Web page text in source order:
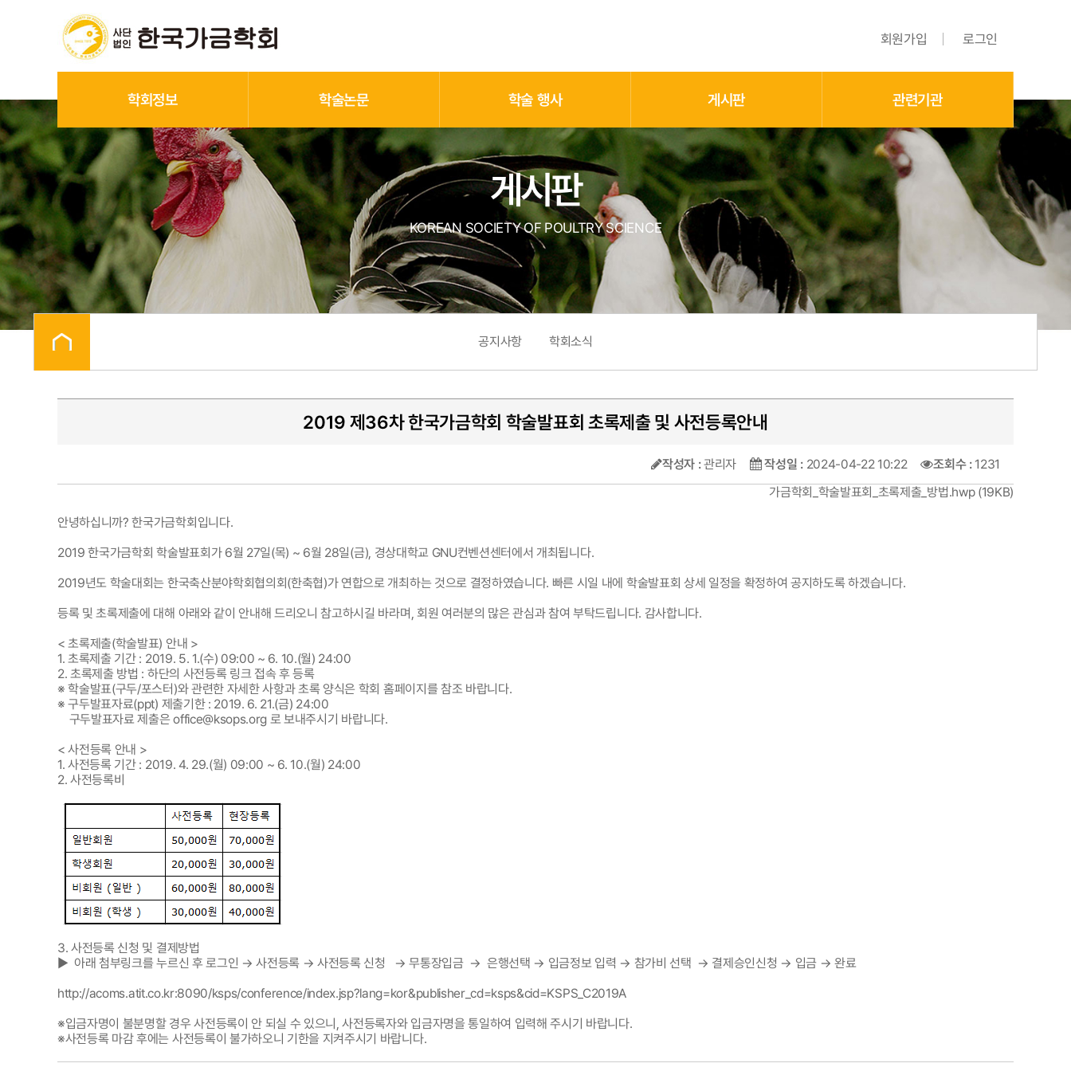
회원가입 로그인
학회정보 학술논문 학술 행사 게시판 관련기관
게시판
KOREAN SOCIETY OF POULTRY SCIENCE
공지사항 학회소식
2019 제36차 한국가금학회 학술발표회 초록제출 및 사전등록안내
작성자 :관리자 작성일 : 2024-04-22 10:22 조회수 :1231
가금학회_학술발표회_초록제출_방법.hwp(19KB)
안녕하십니까? 한국가금학회입니다.
2019 한국가금학회 학술발표회가 6월 27일(목) ~ 6월 28일(금), 경상대학교 GNU컨벤션센터에서 개최됩니다.
2019년도 학술대회는 한국축산분야학회협의회(한축협)가 연합으로 개최하는 것으로 결정하였습니다. 빠른 시일 내에 학술발표회 상세 일정을 확정하여 공지하도록 하겠습니다.
등록 및 초록제출에 대해 아래와 같이 안내해 드리오니 참고하시길 바라며, 회원 여러분의 많은 관심과 참여 부탁드립니다. 감사합니다.
< 초록제출(학술발표) 안내 >
1. 초록제출 기간 : 2019. 5. 1.(수) 09:00 ~ 6. 10.(월) 24:00
2. 초록제출 방법 : 하단의 사전등록 링크 접속 후 등록
※ 학술발표(구두/포스터)와 관련한 자세한 사항과 초록 양식은 학회 홈페이지를 참조 바랍니다.
※ 구두발표자료(ppt) 제출기한 : 2019. 6. 21.(금) 24:00
구두발표자료 제출은 office@ksops.org 로 보내주시기 바랍니다.
< 사전등록 안내 >
1. 사전등록 기간 : 2019. 4. 29.(월) 09:00 ~ 6. 10.(월) 24:00
2. 사전등록비
3. 사전등록 신청 및 결제방법
▶ 아래 첨부링크를 누르신 후 로그인 → 사전등록 → 사전등록 신청 → 무통장입금 → 은행선택 → 입금정보 입력 → 참가비 선택 → 결제승인신청 → 입금 → 완료
http://acoms.atit.co.kr:8090/ksps/conference/index.jsp?lang=kor&publisher_cd=ksps&cid=KSPS_C2019A
※입금자명이 불분명할 경우 사전등록이 안 되실 수 있으니, 사전등록자와 입금자명을 통일하여 입력해 주시기 바랍니다.
※사전등록 마감 후에는 사전등록이 불가하오니 기한을 지켜주시기 바랍니다.